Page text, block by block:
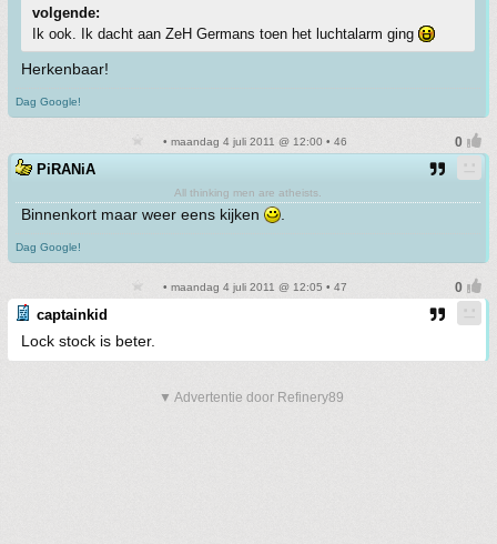
volgende:
Ik ook. Ik dacht aan ZeH Germans toen het luchtalarm ging
Herkenbaar!
Dag Google!
• maandag 4 juli 2011 @ 12:00 • 46
PiRANiA
All thinking men are atheists.
Binnenkort maar weer eens kijken
Dag Google!
• maandag 4 juli 2011 @ 12:05 • 47
captainkid
Lock stock is beter.
▼ Advertentie door Refinery89